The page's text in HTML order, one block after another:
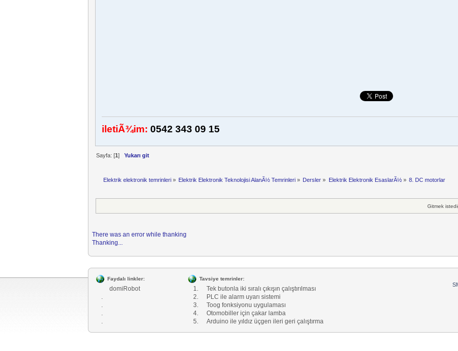
iletiÃ¾im: 0542 343 09 15
Sayfa: [1] Yukarı git
Elektrik elektronik temrinleri» Elektrik Elektronik Teknolojisi AlanÃ½ Temrinleri » Dersler » Elektrik Elektronik EsaslarÃ½» 8. DC motorlar
Gitmek
There was an error while thanking
Thanking...
Faydalı linkler:
domiRobot
.
.
.
.
Tavsiye temrinler:
1.
Tek butonla iki sıralı çıkışın çalıştırılması
2.
PLC ile alarm uyarı sistemi
3.
Toog fonksiyonu uygulaması
4.
Otomobiller için çakar lamba
5.
Arduino ile yıldız üçgen ileri geri çalıştırma